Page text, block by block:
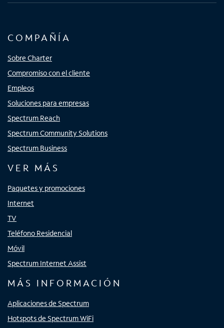
COMPAÑÍA
Sobre Charter
Compromiso con el cliente
Empleos
Soluciones para empresas
Spectrum Reach
Spectrum Community Solutions
Spectrum Business
VER MÁS
Paquetes y promociones
Internet
TV
Teléfono Residencial
Móvil
Spectrum Internet Assist
MÁS INFORMACIÓN
Aplicaciones de Spectrum
Hotspots de Spectrum WiFi